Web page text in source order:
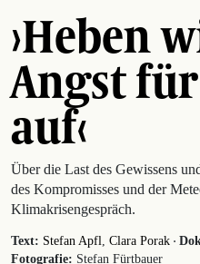
›Heben
Angst
auf‹
Über die Last des Gewissens
des Kompromisses und der
Klimakrisengespräch.
Text: Stefan Apfl Clara Porak ·
Fotografie: Stefan Fürtbauer